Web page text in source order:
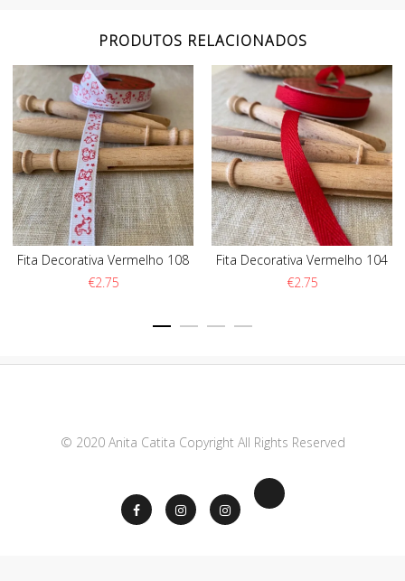
PRODUTOS RELACIONADOS
Fita Decorativa Vermelho 108
€2.75
Fita Decorativa Vermelho 104
€2.75
© 2020 Anita Catita Copyright All Rights Reserved